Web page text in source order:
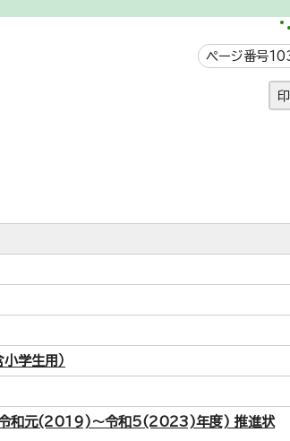
ページ番号
学生用）
(令和元(2019)～令和5(2023)年度) 推進状